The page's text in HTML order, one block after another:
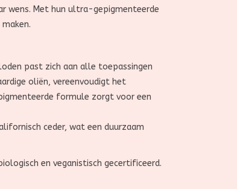
wens. Met hun ultra-gepigmenteerde
past zich aan alle toepassingen
oliën, vereenvoudigt het
formule zorgt voor een
ceder, wat een duurzaam
en veganistisch gecertificeerd.